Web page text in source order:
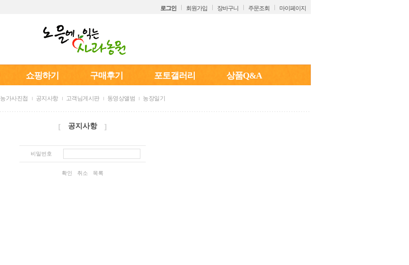
로그인 회원가입 장바구니 주문조회 마이페이지
쇼핑하기 구매후기 포토갤러리 상품Q&A
농가사진첩 공지사항 고객님게시판 동영상앨범 농장일기
[ 공지사항 ]
비밀번호
확인 취소 목록